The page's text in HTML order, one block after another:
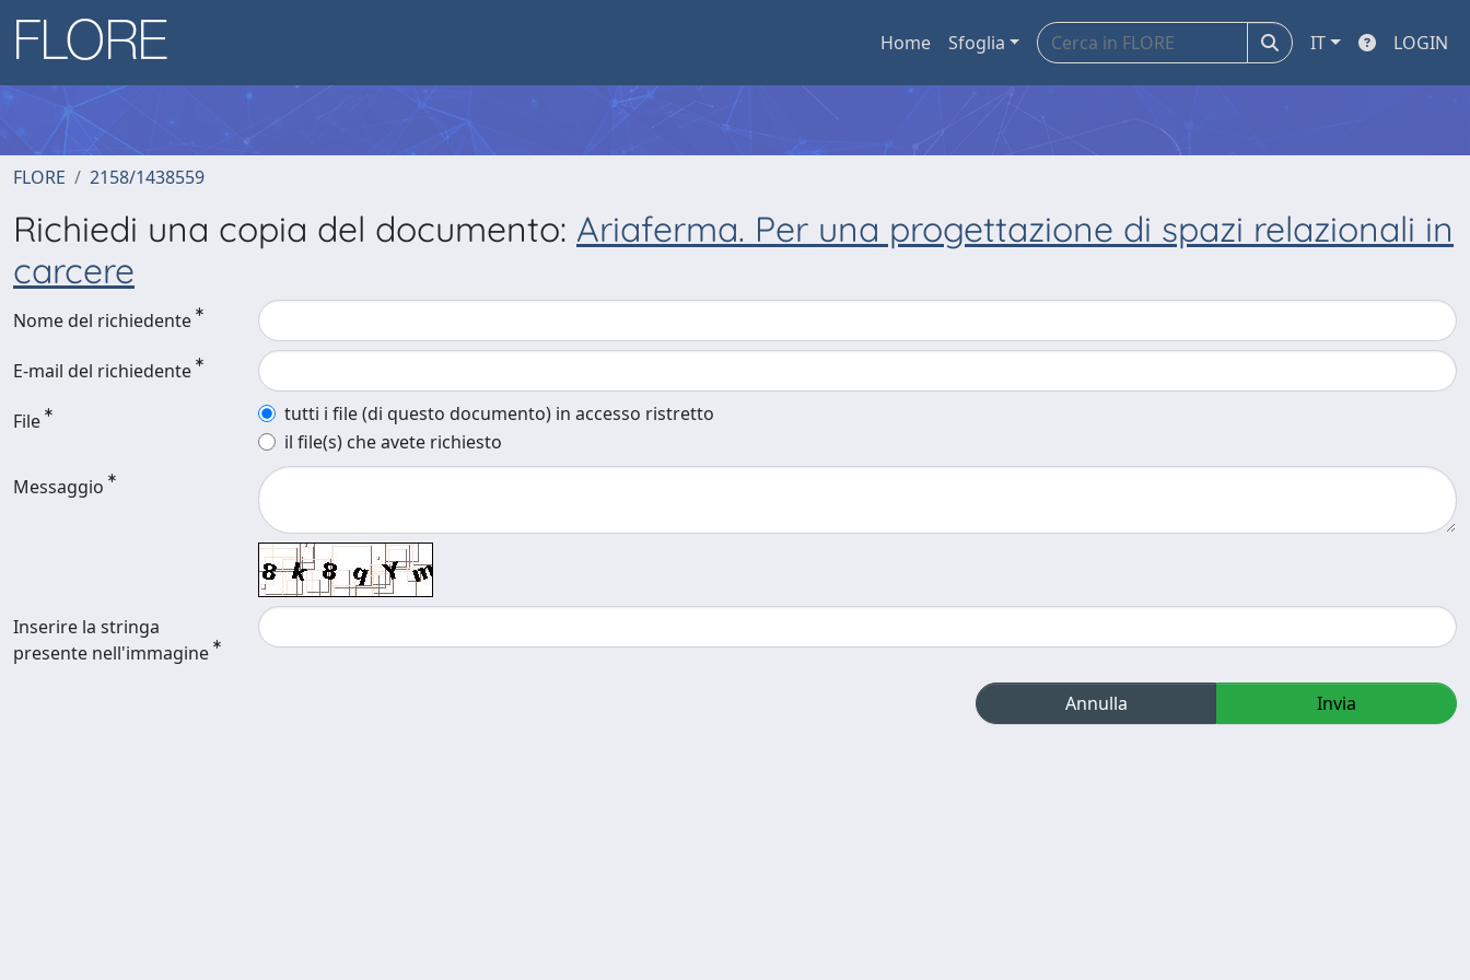
Home Sfoglia IT LOGIN
FLORE 2158/1438559
Richiedi una copia del documento: Ariaferma. Per una progettazione di spazi relazionali in
carcere
Nome del richiedente
E-mail del richiedente
File
tutti i file (di questo documento) in accesso ristretto
il file(s) che avete richiesto
Messaggio
Inserire la stringa
presente nell'immagine
Annulla Invia